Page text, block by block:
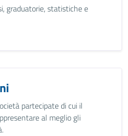
graduatorie, statistiche e
partecipate di cui il
al meglio gli